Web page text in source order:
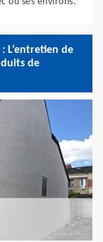
L’entretien de
de